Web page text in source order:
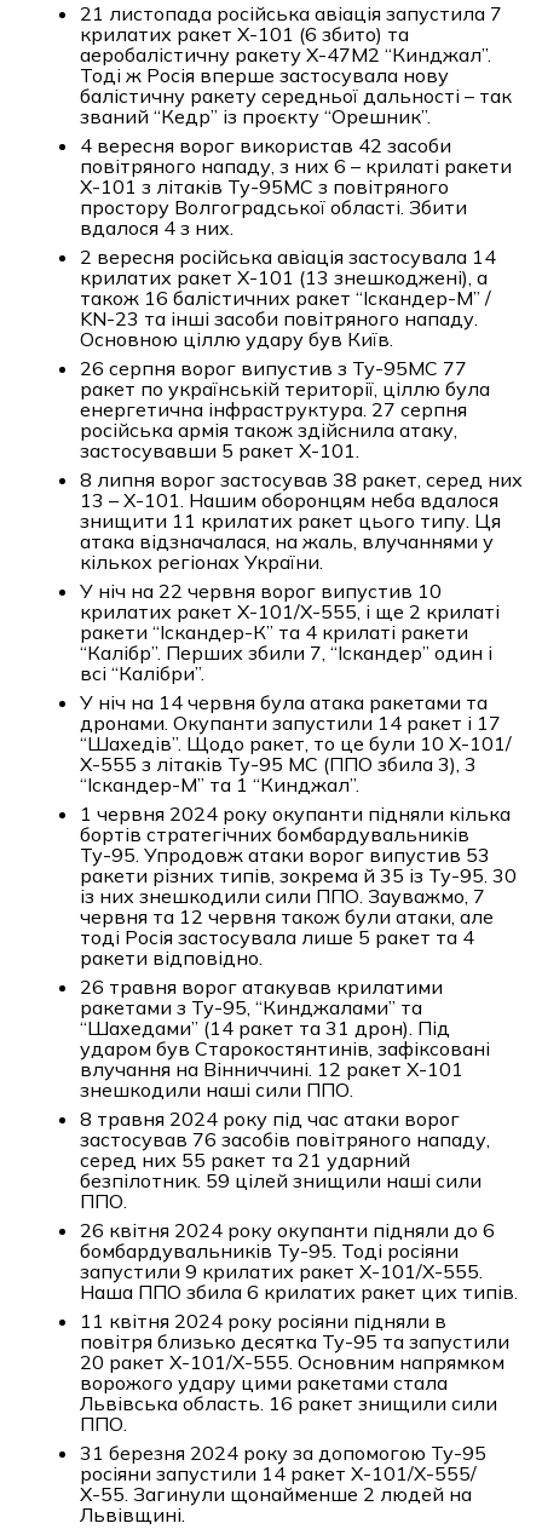
21 листопада російська авіація запустила 7
крилатих ракет Х-101 (6 збито) та
аеробалістичну ракету Х-47М2 “Кинджал”.
Тоді ж Росія вперше застосувала нову
балістичну ракету середньої дальності – так
званий “Кедр” із проєкту “Орешник”.
4 вересня ворог використав 42 засоби
повітряного нападу, з них 6 – крилаті ракети
Х-101 з літаків Ту-95МС з повітряного
простору Волгоградської області. Збити
вдалося 4 з них.
2 вересня російська авіація застосувала 14
крилатих ракет Х-101 (13 знешкоджені), а
також 16 балістичних ракет “Іскандер-М” /
KN-23 та інші засоби повітряного нападу.
Основною ціллю удару був Київ.
26 серпня ворог випустив з Ту-95МС 77
ракет по українській території, ціллю була
енергетична інфраструктура. 27 серпня
російська армія також здійснила атаку,
застосувавши 5 ракет Х-101.
8 липня ворог застосував 38 ракет, серед них
13 – Х-101. Нашим оборонцям неба вдалося
знищити 11 крилатих ракет цього типу. Ця
атака відзначалася, на жаль, влучаннями у
кількох регіонах України.
У ніч на 22 червня ворог випустив 10
крилатих ракет Х-101/Х-555, і ще 2 крилаті
ракети “Іскандер-К” та 4 крилаті ракети
“Калібр”. Перших збили 7, “Іскандер” один і
всі “Калібри”.
У ніч на 14 червня була атака ракетами та
дронами. Окупанти запустили 14 ракет і 17
“Шахедів”. Щодо ракет, то це були 10 Х-101/
Х-555 з літаків Ту-95 МС (ППО збила 3), 3
“Іскандер-М” та 1 “Кинджал”.
1 червня 2024 року окупанти підняли кілька
бортів стратегічних бомбардувальників
Ту-95. Упродовж атаки ворог випустив 53
ракети різних типів, зокрема й 35 із Ту-95. 30
із них знешкодили сили ППО. Зауважмо, 7
червня та 12 червня також були атаки, але
тоді Росія застосувала лише 5 ракет та 4
ракети відповідно.
26 травня ворог атакував крилатими
ракетами з Ту-95, “Кинджалами” та
“Шахедами” (14 ракет та 31 дрон). Під
ударом був Старокостянтинів, зафіксовані
влучання на Вінниччині. 12 ракет Х-101
знешкодили наші сили ППО.
8 травня 2024 року під час атаки ворог
застосував 76 засобів повітряного нападу,
серед них 55 ракет та 21 ударний
безпілотник. 59 цілей знищили наші сили
ППО.
26 квітня 2024 року окупанти підняли до 6
бомбардувальників Ту-95. Тоді росіяни
запустили 9 крилатих ракет Х-101/Х-555.
Наша ППО збила 6 крилатих ракет цих типів.
11 квітня 2024 року росіяни підняли в
повітря близько десятка Ту-95 та запустили
20 ракет Х-101/Х-555. Основним напрямком
ворожого удару цими ракетами стала
Львівська область. 16 ракет знищили сили
ППО.
31 березня 2024 року за допомогою Ту-95
росіяни запустили 14 ракет Х-101/Х-555/
Х-55. Загинули щонайменше 2 людей на
Львівщині.